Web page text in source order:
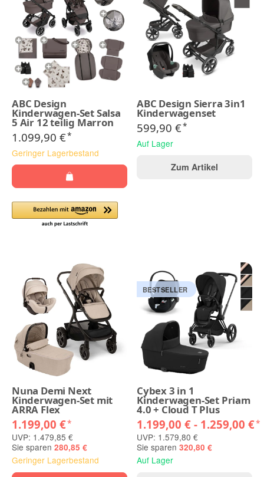
ABC Design
Kinderwagen-Set Salsa
5 Air 12 teilig Marron
1.099,90 €*
Geringer Lagerbestand
ABC Design Sierra 3in1
Kinderwagenset
599,90 €*
Auf Lager
Zum Artikel
Nuna Demi Next
Kinderwagen-Set mit
ARRA Flex
1.199,00 €*
UVP: 1.479,85 €
Sie sparen 280,85 €
Geringer Lagerbestand
BESTSELLER
Cybex 3 in 1
Kinderwagen-Set Priam
4.0 + Cloud T Plus
1.199,00 € - 1.259,00 €*
UVP: 1.579,80 €
Sie sparen 320,80 €
Auf Lager